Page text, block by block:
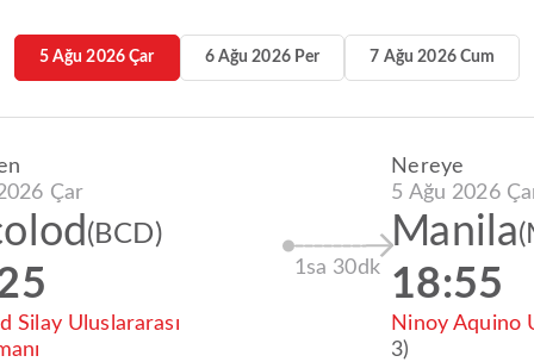
5 Ağu 2026 Çar 6 Ağu 2026 Per 7 Ağu 2026 Cum
Çar
(BCD)
Silay Uluslararası
1sa 30dk
Nereye
5 Ağu 2026
Manila
18:55
Ninoy Aquino
3)